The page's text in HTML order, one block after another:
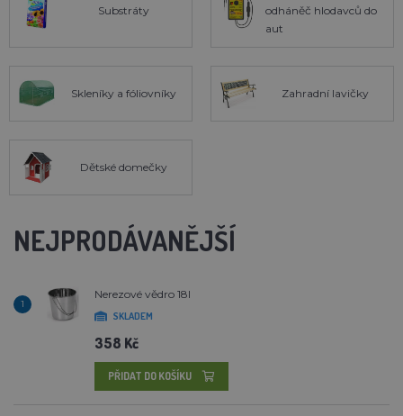
Substráty
odháněč hlodavců do
aut
Skleníky a fóliovníky Zahradní lavičky
Dětské domečky
NEJPRODÁVANĚJŠÍ
1
Nerezové vědro 18l
SKLADEM
358 Kč
PŘIDAT DO KOŠÍKU